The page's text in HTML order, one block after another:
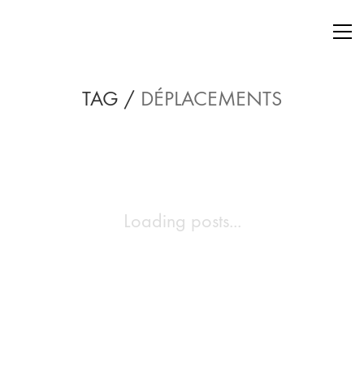
TAG / DÉPLACEMENTS
Loading posts...